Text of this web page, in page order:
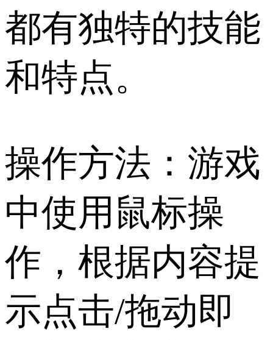
都有独特的技能
和特点。
操作方法：游戏
中使用鼠标操
作，根据内容提
示点击/拖动即